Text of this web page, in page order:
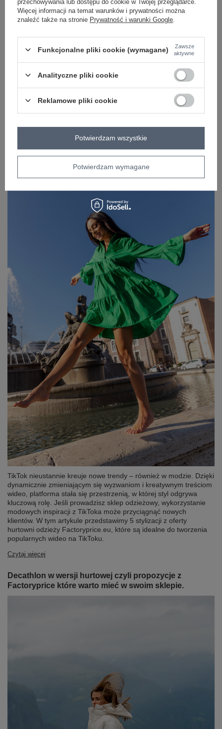
sposób prania
pranie w pralce w 30°C
OPIS PRODUKTU
OPINIE
ZWROTY I WYMIANA
Z naszego bloga
TikTok Challenge i 5 Stylizacji z Hurtowni Odzieży
Factoryprice
TikTok nieustannie kreuje nowe trendy – również w modzie. Dzięki
dynamicznie zmieniającym się wyzwaniom i kreatywnym treściom
wideo, platforma stała się przestrzenią, w której styl odgrywa
kluczową rolę. Jeśli prowadzisz sklep odzieżowy, wykorzystanie
modowych inspiracji z TikToka może przyciągnąć nowych
klientów. W tym artykule przedstawimy 5 stylizacji z oferty
hurtowni odzieży Factoryprice.eu, które są idealne do tworzenia
popularnych wideo na TikToku.
Czytaj więcej
Decathlon w wersji hurtowej czyli propozycje z
Factoryprice które warto mieć w swoim sklepie.
przechowywania lub dostępu do cookie w Twojej przeglądarce.
Więcej informacji na temat warunków i prywatności można
znaleźć także na stronie Prywatność i warunki Google
Funkcjonalne pliki cookie (wymagane)
Zawsze
aktywne
Analityczne pliki cookie
Reklamowe pliki cookie
Potwierdzam wymagane
Potwierdzam wszystkie